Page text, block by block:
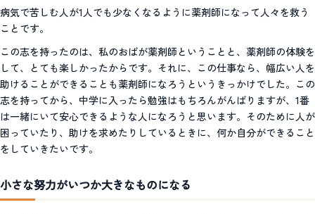
病気で苦しむ人が1人でも少なくなるように薬剤師になって人々を救う
ことです。
この志を持ったのは、私のおばが薬剤師ということと、薬剤師の体験を
して、とても楽しかったからです。それに、この仕事なら、幅広い人を
助けることができることも薬剤師になろうというきっかけでした。この
志を持ってから、中学に入ったら勉強はもちろんがんばりますが、1番
は一緒にいて安心できるような人になろうと思います。そのために人が
困っていたり、助けを求めたりしているときに、何か自分ができること
をしていきたいです。
小さな努力がいつか大きなものになる